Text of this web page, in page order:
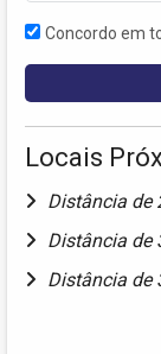
Concordo em
Locais
Distância de
Distância de
Distância de